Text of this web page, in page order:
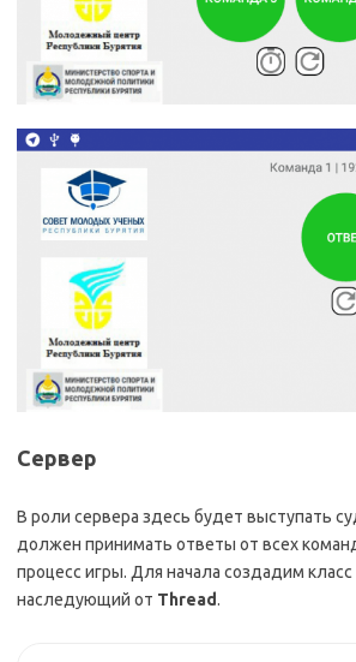
Сервер
В роли сервера здесь будет выступать
должен принимать ответы от всех
процесс игры. Для начала создадим класс
наследующий от Thread.